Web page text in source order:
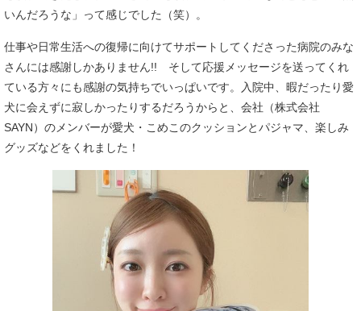
いんだろうな」って感じでした（笑）。
仕事や日常生活への復帰に向けてサポートしてくださった病院のみな
さんには感謝しかありません!! そして応援メッセージを送ってくれ
ている方々にも感謝の気持ちでいっぱいです。入院中、暇だったり愛
犬に会えずに寂しかったりするだろうからと、会社（株式会社
SAYN）のメンバーが愛犬・こめこのクッションとパジャマ、楽しみ
グッズなどをくれました！